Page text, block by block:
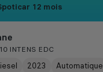
12 mois
INTENS EDC
2023 Automatique